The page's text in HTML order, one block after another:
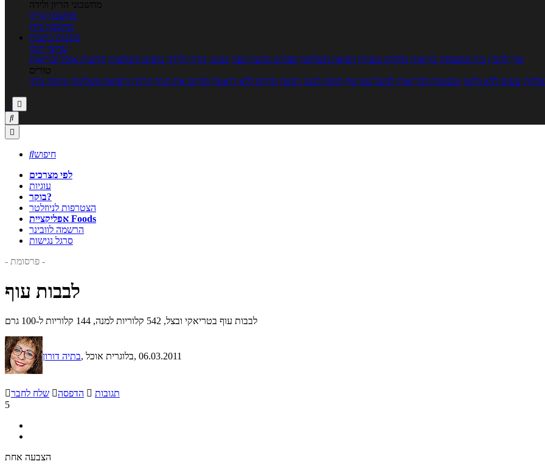
מחשבוני הריון ולידה
מחשבון הריון
מחשבון ביוץ
כתבות כתבות
ערוצי תוכן
איך להכין בית ומשפחה בריאות מחלות ובעיות רפואה משלימה ספורט וכושר גופני נשים, הריון ולידה טיפים והמלצות חדשות אוכל ובריאות
טורים
טעים ללא גלוטן טבעונות לבריאות לבשל כמו שף תזונה לבטן רגועה מרזים ללא דיאטה מזיזים את הגוף הרזיה ורפואה משלימה גורמה ביתי



חיפוש
לפי מצרכים
עוגיות
בוקר?
הצטרפות לניוזלטר
אפליקציית Foods
הרשמה לוובינר
סרגל נגישות
- פרסומת -
לבבות עוף
לבבות עוף בטריאקי ובצל, 542 קלוריות למנה, 144 קלוריות ל-100 גרם
בתיה דורון , בלוגרית אוכל, 06.03.2011
שלח לחבר הדפסה  תגובות
5
הצבעה אחת